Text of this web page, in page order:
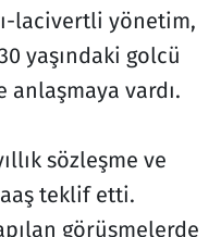
lacivertli yönetim,
yaşındaki golcü
vardı.
sözleşme ve
teklif etti.
görüşmelerde